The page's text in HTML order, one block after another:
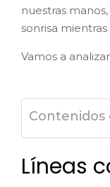
nuestras
sonrisa
Vamos a
Líneas